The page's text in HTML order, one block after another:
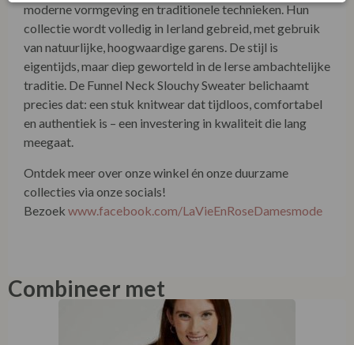
moderne vormgeving en traditionele technieken. Hun
collectie wordt volledig in Ierland gebreid, met gebruik
van natuurlijke, hoogwaardige garens. De stijl is
eigentijds, maar diep geworteld in de Ierse ambachtelijke
traditie. De Funnel Neck Slouchy Sweater belichaamt
precies dat: een stuk knitwear dat tijdloos, comfortabel
en authentiek is – een investering in kwaliteit die lang
meegaat.
Ontdek meer over onze winkel én onze duurzame
collecties via onze socials!
Bezoek www.facebook.com/LaVieEnRoseDamesmode
Combineer met